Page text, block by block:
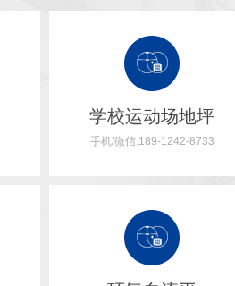
学校运动场地坪
手机/微信:189-1242-8733